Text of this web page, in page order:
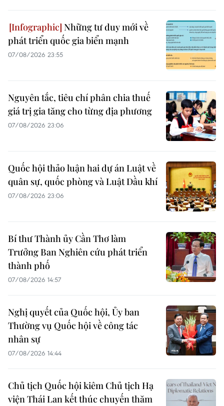
Những tư duy mới về
phát triển quốc gia biển mạnh
07/08/2026 23:55
Nguyên tắc, tiêu chí phân chia thuế
giá trị gia tăng cho từng địa phương
07/08/2026 23:06
Quốc hội thảo luận hai dự án Luật về
quân sự, quốc phòng và Luật Dầu khí
07/08/2026 23:06
Bí thư Thành ủy Cần Thơ làm
Trưởng Ban Nghiên cứu phát triển
thành phố
07/08/2026 14:57
Nghị quyết của Quốc hội, Ủy ban
Thường vụ Quốc hội về công tác
nhân sự
07/08/2026 14:44
Chủ tịch Quốc hội kiêm Chủ tịch Hạ
viện Thái Lan kết thúc chuyến thăm